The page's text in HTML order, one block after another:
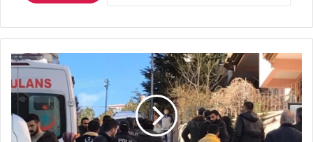
تركي
ينهي
حياة
زوجته
ومن
ثم